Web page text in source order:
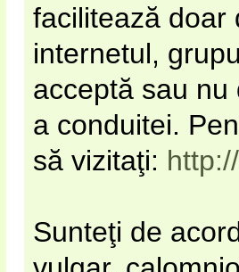
facilitează doar
internetul,
acceptă sau
a conduitei.
să vizitaţi:
Sunteţi de